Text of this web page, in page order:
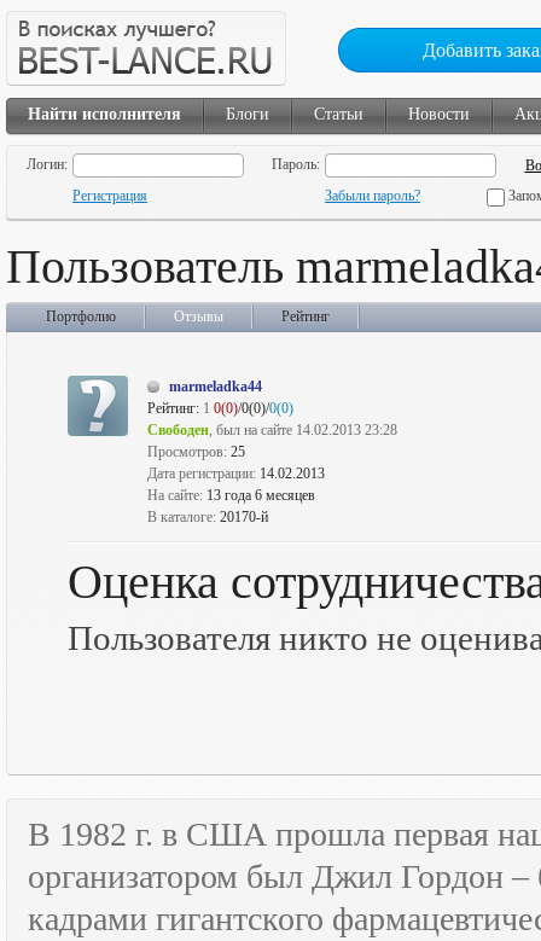
Добавить
Найти исполнителя Блоги Статьи Новости
Логин:
Пароль:
Регистрация
Забыли пароль?
Пользователь
Портфолио Отзывы Рейтинг
marmeladka44
Рейтинг: 1 0(0)/0(0)/0(0)
Свободен, был на сайте 14.02.2013 23:28
Просмотров: 25
Дата регистрации: 14.02.2013
На сайте: 13 года 6 месяцев
В каталоге: 20170-й
Оценка
Пользователя никто не
В 1982 г. в США прошла первая
организатором был Джил Гордон –
кадрами гигантского